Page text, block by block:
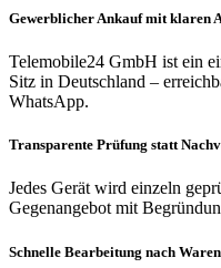
Gewerblicher Ankauf mit klaren
Telemobile24 GmbH ist ein
Sitz in Deutschland –
WhatsApp.
Transparente Prüfung statt
Jedes Gerät wird einzeln
Gegenangebot mit
Schnelle Bearbeitung nach